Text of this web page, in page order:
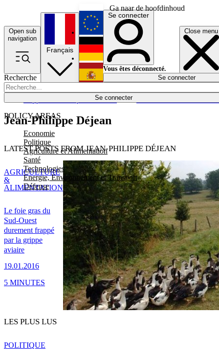
Ga naar de hoofdinhoud
Open sub
navigation
Close menu
Recherche
Se connecter
POLICY AREAS
Economie
Politique
Agriculture et Alimentation
Santé
Technologies
Energie, Environnement et Transport
Défense
Économie
Français
English
Deutsch
Español
Se connecter
Vous êtes déconnecté.
Se connecter
Jean-Philippe Déjean
LATEST POSTS FROM JEAN-PHILIPPE DÉJEAN
Le foie gras du
Sud-Ouest
durement frappé
par la grippe
aviaire
19.01.2016
AGRICULTURE
&
ALIMENTATION
5 MINUTES
LES PLUS LUS
POLITIQUE